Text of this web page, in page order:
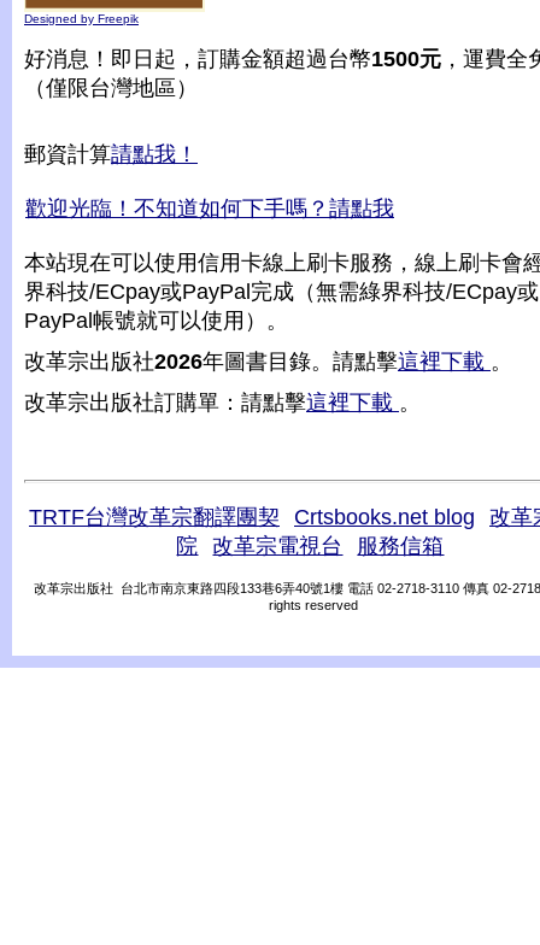
Designed by Freepik
好消息！即日起，訂購金額超過台幣1500元 ，運費全
（僅限台灣地區）
郵資計算請點我！
歡迎光臨！不知道如何下手嗎？請點我
本站現在可以使用信用卡線上刷卡服務，線上刷卡會
界科技/ECpay或PayPal完成（無需綠界科技/ECpay或
PayPal帳號就可以使用）。
改革宗出版社2026年圖書目錄。請點擊這裡下載 。
改革宗出版社訂購單：請點擊這裡下載 。
TRTF台灣改革宗翻譯團契 Crtsbooks.net blog
改革
院
改革宗電視台 服務信箱
改革宗出版社 台北市南京東路四段133巷6弄40號1樓 電話 02-2718-3110 傳真 02-
rights reserved